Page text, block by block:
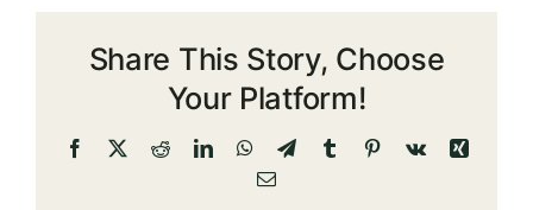
ยื่น
คำขอ
รับ
บุตร
สมาชิก
Share This Story, Choose
Your Platform!
Facebook
X RedditLinkedInWhatsApp
TelegramTumblrPinterest
Vk
Xing
Email